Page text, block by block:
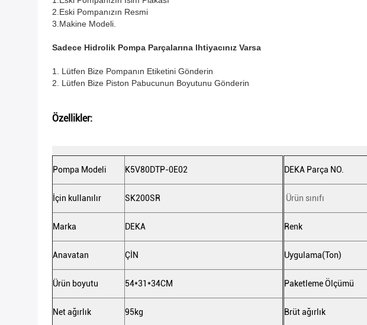
2.Eski Pompanızın Resmi
3.Makine Modeli.
Sadece Hidrolik Pompa Parçalarına Ihtiyacınız Varsa
1. Lütfen Bize Pompanın Etiketini Gönderin
2. Lütfen Bize Piston Pabucunun Boyutunu Gönderin
Özellikler:
Pompa Modeli K5V80DTP-0E02
İçin kullanılır SK200SR
Marka DEKA
Anavatan ÇİN
Ürün boyutu 54*31*34CM
Net ağırlık 95kg
DEKA Parça NO.
Ürün sınıfı
Renk
Uygulama(Ton)
Paketleme Ölçümü
Brüt ağırlık